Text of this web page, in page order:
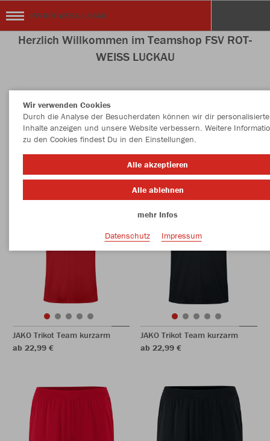
FSV ROT-WEISS LUCKAU
Herzlich Willkommen im Teamshop FSV ROT-
WEISS LUCKAU
Nachhaltig Farbe
JAKO Trikot Team kurzarm
ab 22,99 €
JAKO Trikot Team kurzarm
ab 22,99 €
Wir verwenden Cookies
Durch die Analyse der Besucherdaten können wir dir personalisierte
Inhalte anzeigen und unsere Website verbessern. Weitere
zu den Cookies findest Du in den Einstellungen.
Alle akzeptieren
Alle ablehnen
mehr Infos
Datenschutz
Impressum